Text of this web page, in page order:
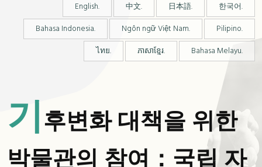
English. 中文. 日本語.
한국어.
Bahasa Indonesia.
Ngôn ngữ Việt Nam.
Pilipino.
ไทย.
ភាសាខ្មែរ. Bahasa Melayu.
기후변화 대책을 위한